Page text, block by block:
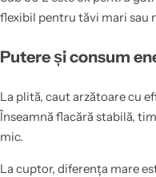
flexibil pentru tăvi mari sau
Putere și consum
La plită, caut arzătoare cu
Înseamnă flacără stabilă,
mic.
La cuptor, diferența mare